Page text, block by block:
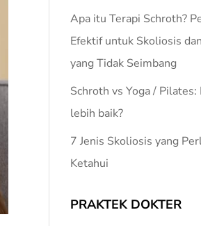
Apa itu Terapi Schroth?
Efektif untuk Skoliosis
yang Tidak Seimbang
Schroth vs Yoga / Pilates:
lebih baik?
7 Jenis Skoliosis yang
Ketahui
PRAKTEK DOKTER